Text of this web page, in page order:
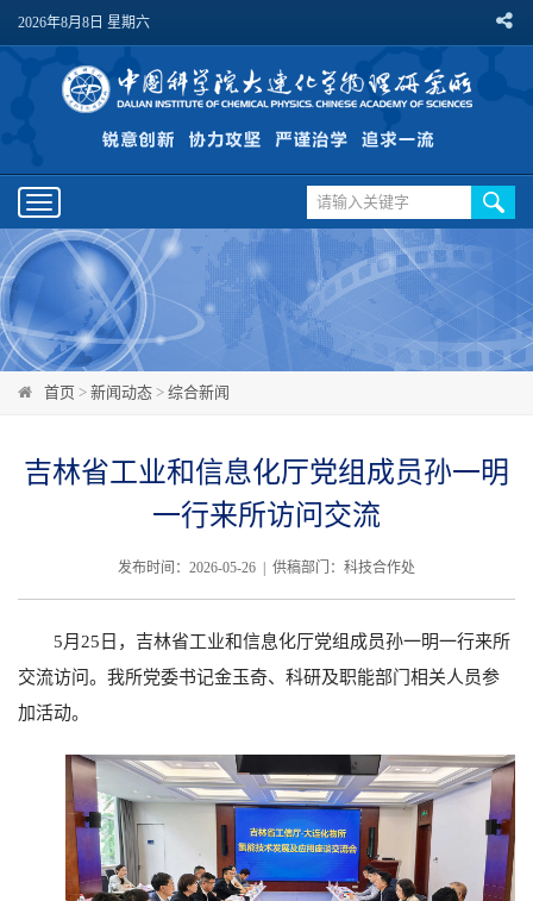
2026年8月8日 星期六
Toggle
navigation
首页 > 新闻动态 > 综合新闻
吉林省工业和信息化厅党组成员孙一明
一行来所访问交流
发布时间：2026-05-26 | 供稿部门：科技合作处
5月25日，吉林省工业和信息化厅党组成员孙一明一行来所
交流访问。我所党委书记金玉奇、科研及职能部门相关人员参
加活动。